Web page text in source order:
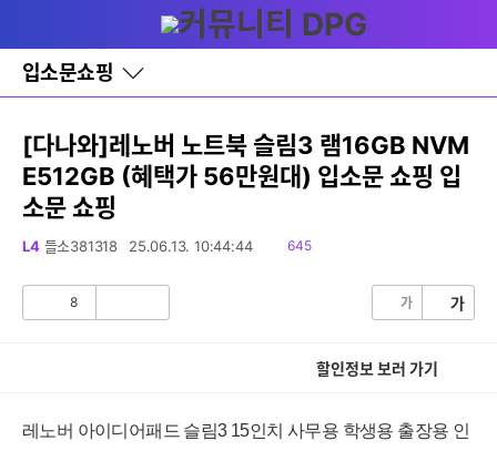
와
홈
입소문쇼핑
바
로
기
레
이
글
[다나와]레노버 노트북 슬림3 램16GB NVM
E512GB (혜택가 56만원대) 입소문 쇼핑 입
소문 쇼핑
L4 들소381318 25.06.13. 10:44:44
읽
645
8 가 가
할인정보 보러 가기
레노버 아이디어패드 슬림3 15인치 사무용 학생용 출장용 인